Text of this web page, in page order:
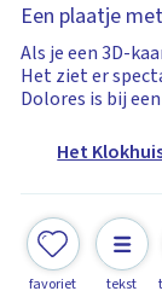
Een plaatje
Als je een 3D-
Het ziet er
Dolores is bij
Het
favoriet tekst